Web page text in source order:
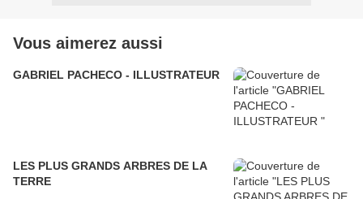
Vous aimerez aussi
GABRIEL PACHECO - ILLUSTRATEUR
LES PLUS GRANDS ARBRES DE LA
TERRE